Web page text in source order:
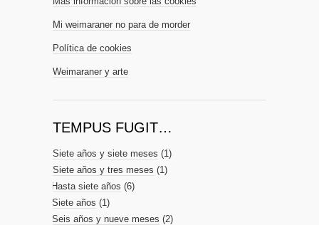
Mi weimaraner no para de morder
Política de cookies
Weimaraner y arte
TEMPUS FUGIT…
Siete años y siete meses (1)
Siete años y tres meses (1)
Hasta siete años (6)
Siete años (1)
Seis años y nueve meses (2)